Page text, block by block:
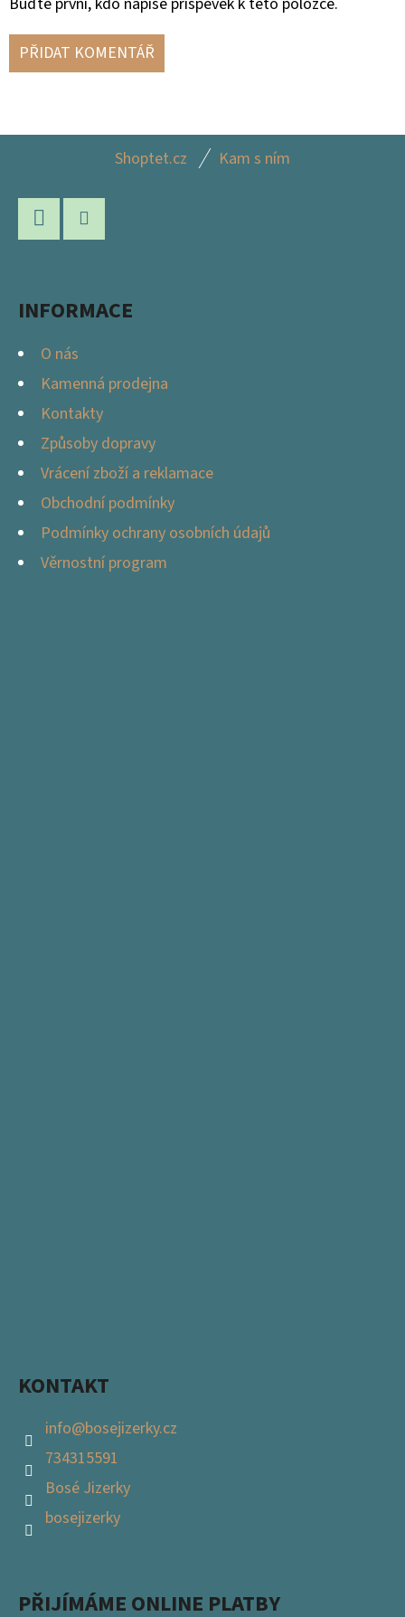
PŘIDAT KOMENTÁŘ
Shoptet.cz Kam s ním
INFORMACE
O nás
Kamenná prodejna
Kontakty
Způsoby dopravy
Vrácení zboží a reklamace
Obchodní podmínky
Podmínky ochrany osobních údajů
Věrnostní program
KONTAKT
info@bosejizerky.cz
734315591
Bosé Jizerky
bosejizerky
PŘIJÍMÁME ONLINE PLATBY